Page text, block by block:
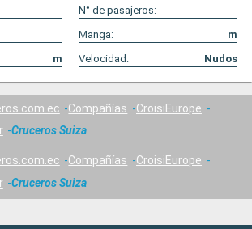
N° de pasajeros:
Manga:
m
m Velocidad: Nudos
Compañías
CroisiEurope
Cruceros Suiza
Compañías
CroisiEurope
Cruceros Suiza